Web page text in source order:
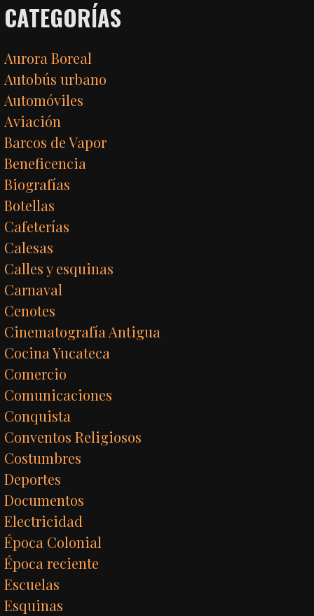
CATEGORÍAS
Aurora Boreal
Autobús urbano
Automóviles
Aviación
Barcos de Vapor
Beneficencia
Biografías
Botellas
Cafeterías
Calesas
Calles y esquinas
Carnaval
Cenotes
Cinematografía Antigua
Cocina Yucateca
Comercio
Comunicaciones
Conquista
Conventos Religiosos
Costumbres
Deportes
Documentos
Electricidad
Época Colonial
Época reciente
Escuelas
Esquinas